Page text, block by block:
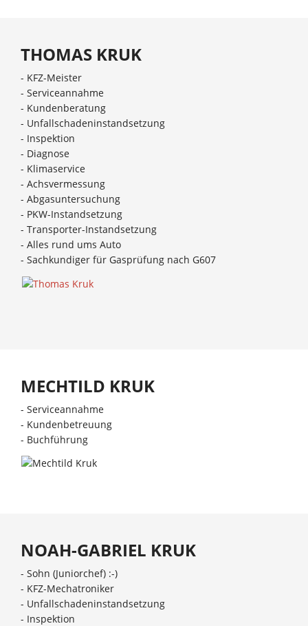
THOMAS KRUK
- KFZ-Meister
- Serviceannahme
- Kundenberatung
- Unfallschadeninstandsetzung
- Inspektion
- Diagnose
- Klimaservice
- Achsvermessung
- Abgasuntersuchung
- PKW-Instandsetzung
- Transporter-Instandsetzung
- Alles rund ums Auto
- Sachkundiger für Gasprüfung nach G607
MECHTILD KRUK
- Serviceannahme
- Kundenbetreuung
- Buchführung
NOAH-GABRIEL KRUK
- Sohn (Juniorchef) :-)
- KFZ-Mechatroniker
- Unfallschadeninstandsetzung
- Inspektion